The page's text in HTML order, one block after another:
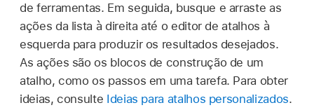
de ferramentas. Em seguida, busque e arraste as
ações da lista à direita até o editor de atalhos à
esquerda para produzir os resultados desejados.
As ações são os blocos de construção de um
atalho, como os passos em uma tarefa. Para obter
ideias, consulte Ideias para atalhos personalizados.